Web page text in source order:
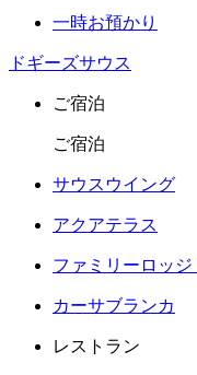
一時お預かり
ドギーズサウス
ご宿泊
ご宿泊
サウスウイング
アクアテラス
ファミリーロッ
カーサブランカ
レストラン